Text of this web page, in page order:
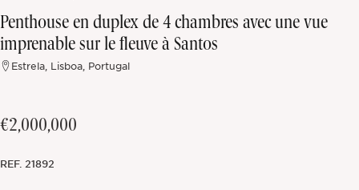
Penthouse en duplex de 4 chambres avec une vue
imprenable sur le fleuve à Santos
Estrela, Lisboa, Portugal
€2,000,000
REF. 21892
Hors marché
Toutes les propriétés